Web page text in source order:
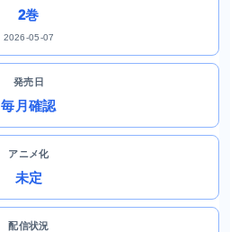
2巻
2026-05-07
発売日
毎月確認
アニメ化
未定
配信状況